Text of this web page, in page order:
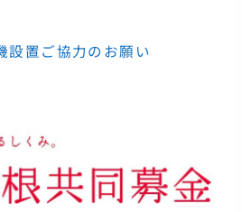
設置ご協力のお願い